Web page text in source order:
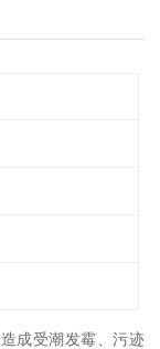
成受潮发霉、污迹